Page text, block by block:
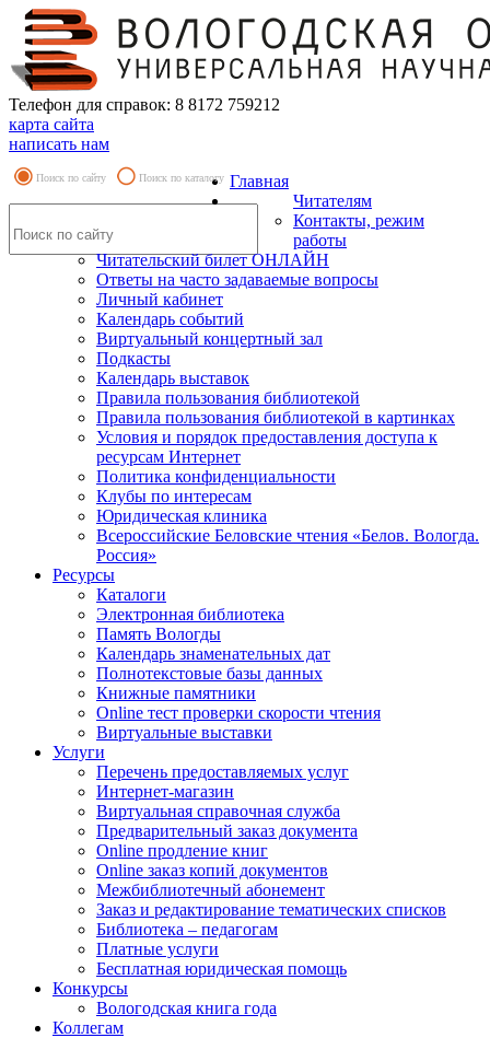
Телефон для справок: 8 8172 759212
карта сайта
написать нам
Поиск по сайту Поиск по каталогу Главная
Читателям
Контакты, режим
работы
Читательский билет ОНЛАЙН
Ответы на часто задаваемые вопросы
Личный кабинет
Календарь событий
Виртуальный концертный зал
Подкасты
Календарь выставок
Правила пользования библиотекой
Правила пользования библиотекой в картинках
Условия и порядок предоставления доступа к
ресурсам Интернет
Политика конфиденциальности
Клубы по интересам
Юридическая клиника
Всероссийские Беловские чтения «Белов. Вологда.
Россия»
Ресурсы
Каталоги
Электронная библиотека
Память Вологды
Календарь знаменательных дат
Полнотекстовые базы данных
Книжные памятники
Online тест проверки скорости чтения
Виртуальные выставки
Услуги
Перечень предоставляемых услуг
Интернет-магазин
Виртуальная справочная служба
Предварительный заказ документа
Online продление книг
Online заказ копий документов
Межбиблиотечный абонемент
Заказ и редактирование тематических списков
Библиотека – педагогам
Платные услуги
Бесплатная юридическая помощь
Конкурсы
Вологодская книга года
Коллегам